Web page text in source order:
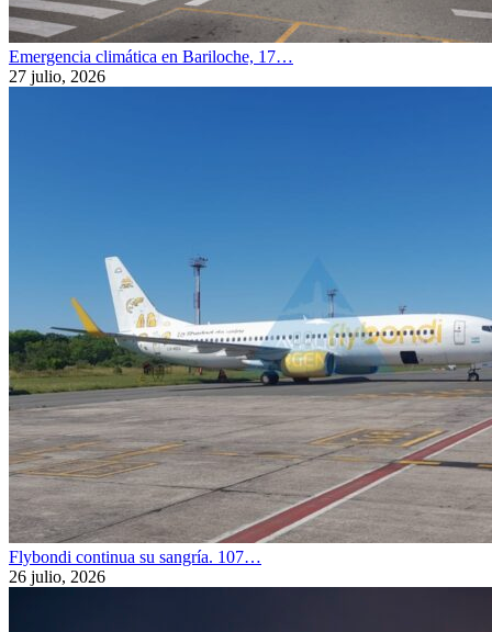
Emergencia climática en Bariloche, 17…
27 julio, 2026
Flybondi continua su sangría. 107…
26 julio, 2026